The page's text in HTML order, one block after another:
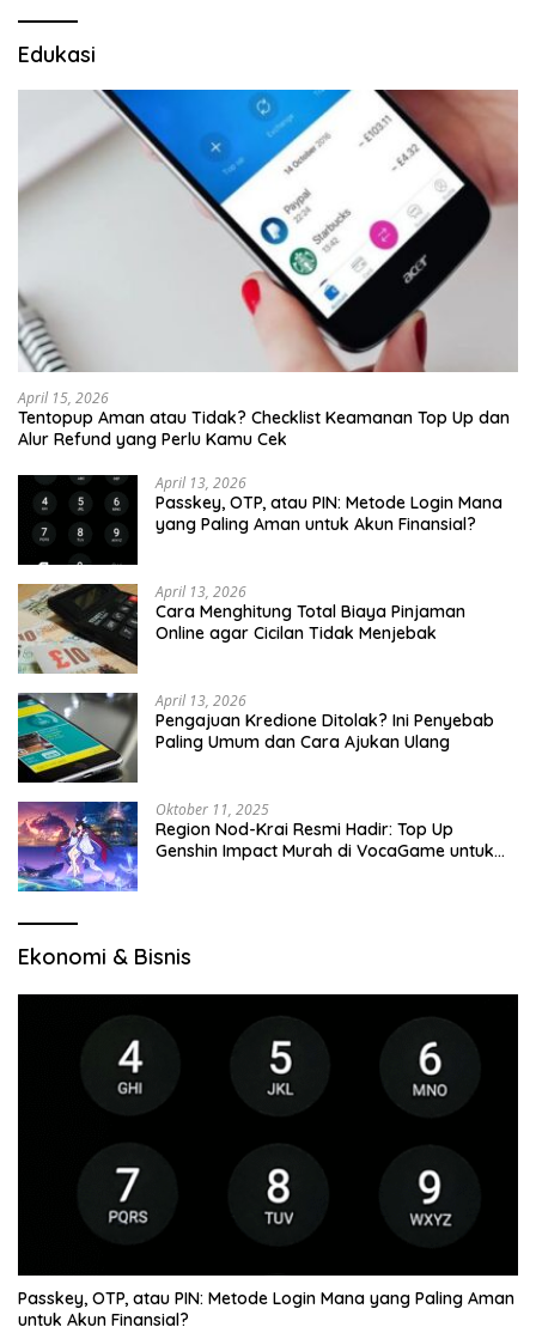
Edukasi
April 15, 2026
Tentopup Aman atau Tidak? Checklist Keamanan Top Up dan
Alur Refund yang Perlu Kamu Cek
April 13, 2026
Passkey, OTP, atau PIN: Metode Login Mana
yang Paling Aman untuk Akun Finansial?
April 13, 2026
Cara Menghitung Total Biaya Pinjaman
Online agar Cicilan Tidak Menjebak
April 13, 2026
Pengajuan Kredione Ditolak? Ini Penyebab
Paling Umum dan Cara Ajukan Ulang
Oktober 11, 2025
Region Nod-Krai Resmi Hadir: Top Up
Genshin Impact Murah di VocaGame untuk
Ekonomi & Bisnis
Passkey, OTP, atau PIN: Metode Login Mana yang Paling Aman
untuk Akun Finansial?